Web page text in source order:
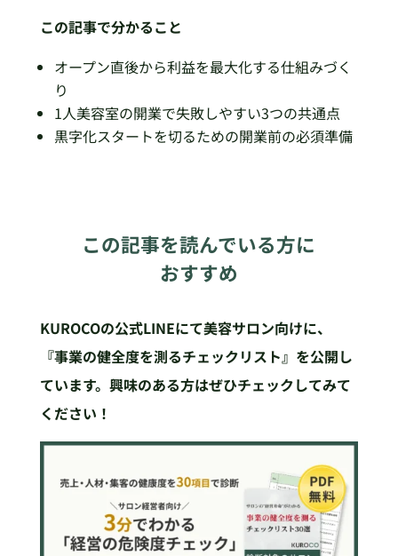
この記事で分かること
オープン直後から利益を最大化する仕組みづく
り
1人美容室の開業で失敗しやすい3つの共通点
黒字化スタートを切るための開業前の必須準備
この記事を読んでいる方に
おすすめ
KUROCOの公式LINEにて美容サロン向けに、
『事業の健全度を測るチェックリスト』を公開し
ています。興味のある方はぜひチェックしてみて
ください！